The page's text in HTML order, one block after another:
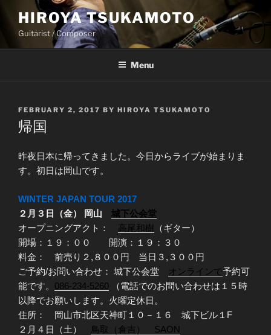
content
HIROYA TSUKAMOTO
Guitarist / Composer
Menu
POSTED
ON
FEBRUARY 2, 2017 BY HIROYA TSUKAMOTO
帰国
昨夜日本に帰ってきました。今日からライブが始まりま
す。初日は岡山です。
WINTER JAPAN TOUR 2017
２月３日（金） 岡山 城下公会堂
オープニングアクト：
高尾和樹
（ギター）
開場：１９：００ 開演：１９：３０
料金： 前売り２,８００円 当日３,３００円
ご予約/お問い合わせ： 城下公会堂
オンラインで予約可
能です。 086-234-5260 （電話でのお問い合わせは１５時
以降でお願いします。火曜定休日。
住所： 岡山市北区天神町１０－１６ 城下ビル１F
２月４日（土） 鳥取（倉吉） SAON